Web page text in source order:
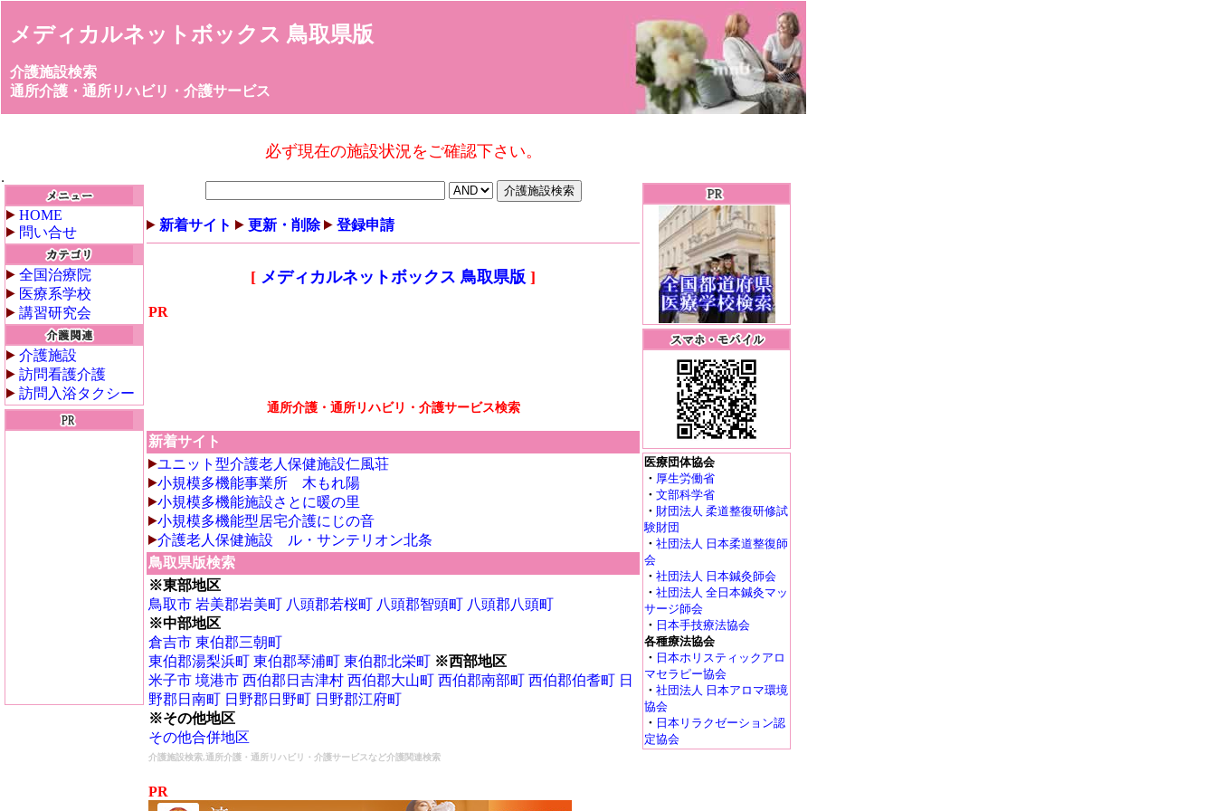
メディカルネットボックス 鳥取県版
介護施設検索
通所介護・通所リハビリ・介護サービス
必ず現在の施設状況をご確認下さい。
HOME
問い合せ
全国治療院
医療系学校
講習研究会
介護施設
訪問看護介護
訪問入浴タクシー
新着サイト 更新・削除 登録申請
[ メディカルネットボックス 鳥取県版 ]
PR
通所介護・通所リハビリ・介護サービス検索
新着サイト
ユニット型介護老人保健施設仁風荘
小規模多機能事業所 木もれ陽
小規模多機能施設さとに暖の里
小規模多機能型居宅介護にじの音
介護老人保健施設 ル・サンテリオン北条
鳥取県版検索
※東部地区
鳥取市 岩美郡岩美町 八頭郡若桜町 八頭郡智頭町 八頭郡八頭町
※中部地区
倉吉市 東伯郡三朝町
東伯郡湯梨浜町 東伯郡琴浦町 東伯郡北栄町 ※西部地区
米子市 境港市 西伯郡日吉津村 西伯郡大山町 西伯郡南部町 西伯郡伯耆町 日
野郡日南町 日野郡日野町 日野郡江府町
※その他地区
その他合併地区
介護施設検索,通所介護・通所リハビリ・介護サービスなど介護関連検索
PR
医療団体協会
・ 厚生労働省
・ 文部科学省
・ 財団法人 柔道整復研修試
験財団
・ 社団法人 日本柔道整復師
会
・ 社団法人 日本鍼灸師会
・ 社団法人 全日本鍼灸マッ
サージ師会
・ 日本手技療法協会
各種療法協会
・ 日本ホリスティックアロ
マセラピー協会
・ 社団法人 日本アロマ環境
協会
・ 日本リラクゼーション認
定協会